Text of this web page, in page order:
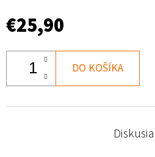
€25,90
DO KOŠÍKA
Diskusia